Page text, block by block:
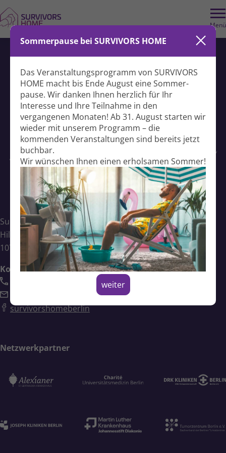
Menü
Sommerpause bei SURVIVORS HOME
Das Veranstaltungs­programm von SURVIVORS
HOME macht bis Ende August eine Sommer­
pause. Wir danken Ihnen herzlich für Ihr
Interesse und Ihre Teil­nahme in den
vergangenen Monaten! Ab 31. August starten wir
wieder mit unserem Programm – die
kommenden Veranstal­tungen sind bereits jetzt
buchbar.
Wir wünschen Ihnen einen erholsamen Sommer!
weiter
Survivors Home Foundation gemeinnützige GmbH
Hildegardstraße 31
10715 Berlin
Kontakt
info@survivors-home.de
survivorshomeberlin
Netzwerkpartner